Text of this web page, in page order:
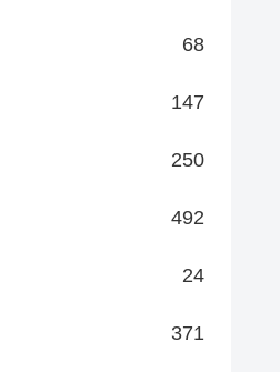
68
147
250
492
24
371